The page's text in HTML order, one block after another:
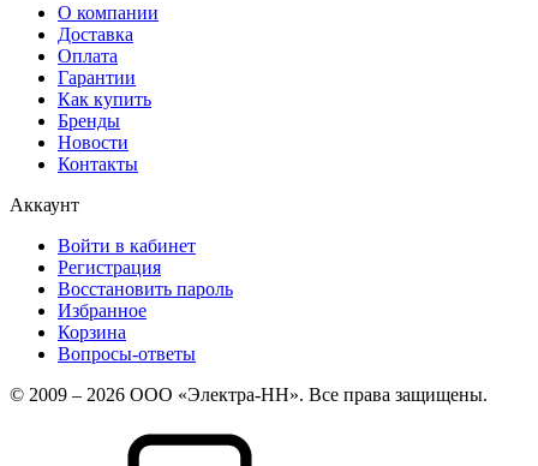
О компании
Доставка
Оплата
Гарантии
Как купить
Бренды
Новости
Контакты
Аккаунт
Войти в кабинет
Регистрация
Восстановить пароль
Избранное
Корзина
Вопросы-ответы
© 2009 – 2026 ООО «Электра-НН». Все права защищены.